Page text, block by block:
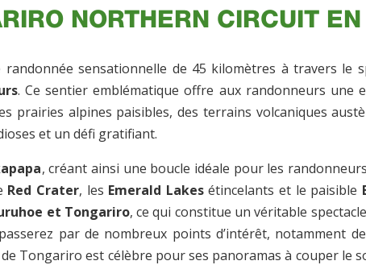
NORTHERN CIRCUIT
randonnée sensationnelle de 45 kilomètres à travers le
. Ce sentier emblématique offre aux randonneurs une
prairies alpines paisibles, des terrains volcaniques
et un défi gratifiant.
, créant ainsi une boucle idéale pour les
Red Crater, les Emerald Lakesétincelants et le paisible
et Tongariro, ce qui constitue un véritable
par de nombreux points d’intérêt, notamment
Tongariro est célèbre pour ses panoramas à couper le